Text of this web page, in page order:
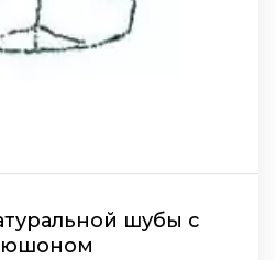
шубы с